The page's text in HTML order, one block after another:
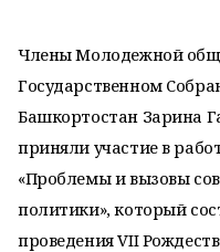
Члены Молодежной
Государственном
Башкортостан Зарина
приняли участие в
«Проблемы и вызовы
политики», который
проведения VII